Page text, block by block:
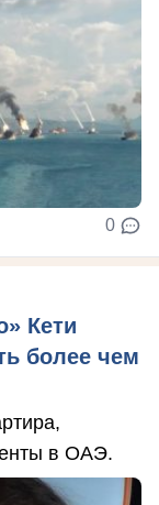
0
Кети
более чем
в ОАЭ.